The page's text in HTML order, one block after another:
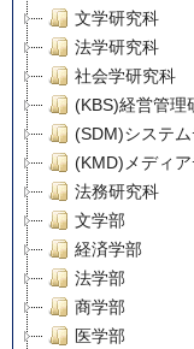
文学研究科
法学研究科
社会学研究科
(KBS)経営管理
(SDM)システ
(KMD)メディ
法務研究科
文学部
経済学部
法学部
商学部
医学部